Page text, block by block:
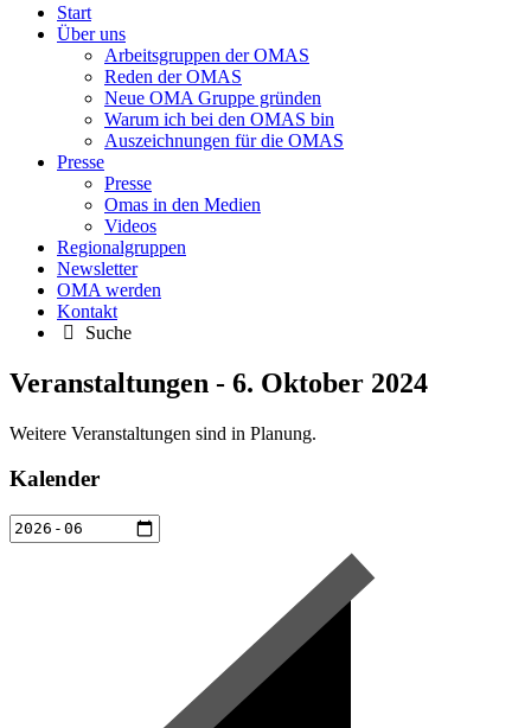
Start
Über uns
Arbeitsgruppen der OMAS
Reden der OMAS
Neue OMA Gruppe gründen
Warum ich bei den OMAS bin
Auszeichnungen für die OMAS
Presse
Presse
Omas in den Medien
Videos
Regionalgruppen
Newsletter
OMA werden
Kontakt
Suche
Veranstaltungen - 6. Oktober 2024
Weitere Veranstaltungen sind in Planung.
Kalender